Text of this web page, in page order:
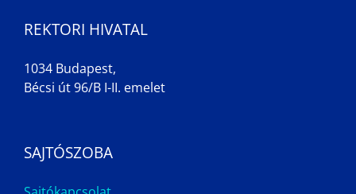
REKTORI HIVATAL
1034 Budapest,
Bécsi út 96/B I-II. emelet
SAJTÓSZOBA